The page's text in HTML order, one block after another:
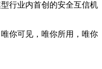
行业内首创的安全互信机
你可见，唯你所用，唯你